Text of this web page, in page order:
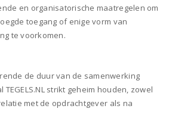
en organisatorische maatregelen om
toegang of enige vorm van
te voorkomen.
de duur van de samenwerking
strikt geheim houden, zowel
met de opdrachtgever als na